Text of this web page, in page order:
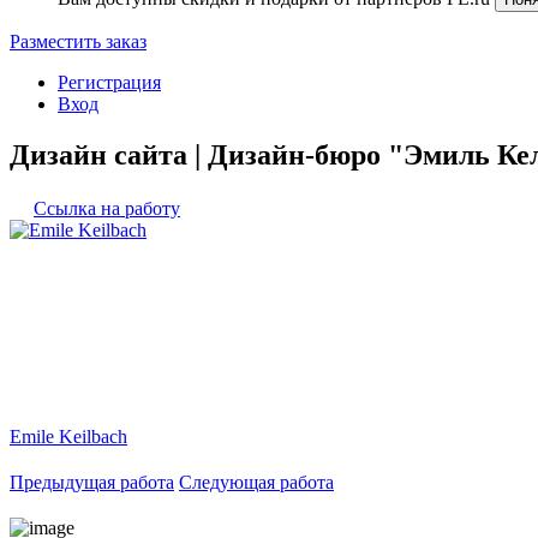
Разместить заказ
Регистрация
Вход
Дизайн сайта | Дизайн-бюро "Эмиль
Ссылка на работу
Emile Keilbach
Предыдущая работа Следующая работа